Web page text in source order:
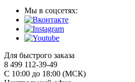
Мы в соцсетях:
Для быстрого заказа
8 499 112-39-49
С 10:00 до 18:00 (МСК)